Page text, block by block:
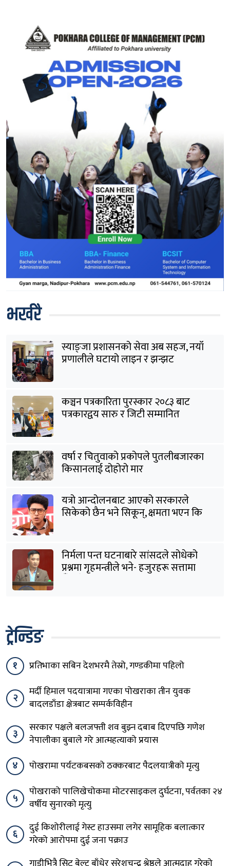
भर्खरै
स्याङ्जा प्रशासनको सेवा अब सहज, नयाँ
प्रणालीले घटायो लाइन र झन्झट
कञ्चन पत्रकारिता पुरस्कार २०८३ बाट
पत्रकारद्वय सारु र जिटी सम्मानित
वर्षा र चितुवाको प्रकोपले पुतलीबजारका
किसानलाई दोहोरो मार
यत्रो आन्दोलनबाट आएको सरकारले
सिकेको छैन भने सिकून्, क्षमता भएन कि
निर्मला पन्त घटनाबारे सांसदले सोधेको
प्रश्नमा गृहमन्त्रीले भने- हजुरहरू सत्तामा
ट्रेन्डिङ
१ प्रतिभाका सबिन देशभरमै तेस्रो, गण्डकीमा पहिलो
२
मर्दी हिमाल पदयात्रामा गएका पोखराका तीन युवक
बादलडाँडा क्षेत्रबाट सम्पर्कविहीन
३
सरकार पक्षले बलजफ्ती शव बुझ्न दबाब दिएपछि गणेश
नेपालीका बुबाले गरे आत्महत्याको प्रयास
४
पोखरामा पर्यटकबसको ठक्करबाट पैदलयात्रीको मृत्यु
५
पोखराको पालिखेचोकमा मोटरसाइकल दुर्घटना, पर्वतका २४
वर्षीय सुनारको मृत्यु
६
दुई किशोरीलाई गेस्ट हाउसमा लगेर सामूहिक बलात्कार
गरेको आरोपमा दुई जना पक्राउ